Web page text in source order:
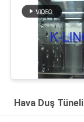
Hava Duş Tüneli